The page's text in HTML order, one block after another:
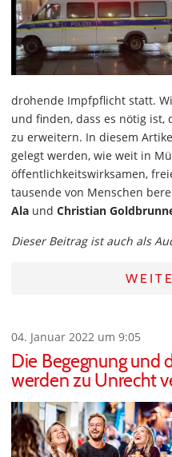
drohende Impfpflicht statt.
und finden, dass es nötig ist,
zu erweitern. In diesem
gelegt werden, wie weit in
öffentlichkeitswirksamen,
tausende von Menschen
Ala und Christian
Dieser Beitrag ist auch als
04. Januar 2022 um 9:05
Die Begegnung und
werden zu Unrecht